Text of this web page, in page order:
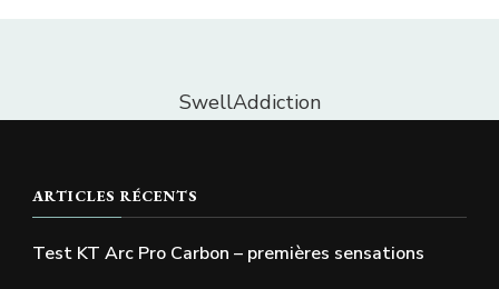
SwellAddiction
ARTICLES RÉCENTS
Test KT Arc Pro Carbon – premières sensations